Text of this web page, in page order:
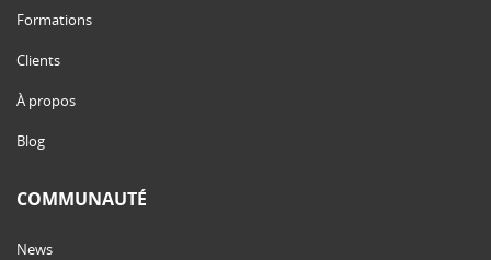
Formations
Clients
À propos
Blog
COMMUNAUTÉ
News